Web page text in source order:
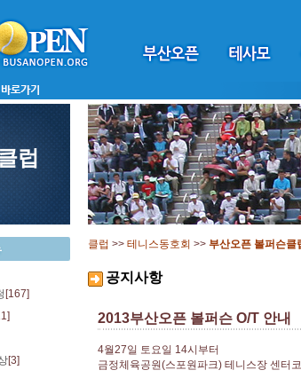
럽
[167]
[3]
클럽 >> 테니스동호회 >> 부산오픈 볼퍼슨클
공지사항
2013부산오픈 볼퍼슨 O/T 안내
4월27일 토요일 14시부터
금정체육공원(스포원파크) 테니스장 센터